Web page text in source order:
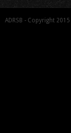
ADRSB - Copyright 2015